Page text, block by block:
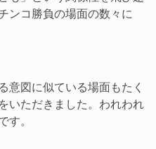
コ勝負の場面の数々に
意図に似ている場面もたく
いただきました。われわれ
す。